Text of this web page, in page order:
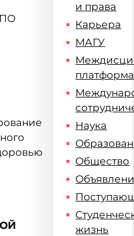
и права
Карьера
МАГУ
платформа
Наука
Общество
жизнь